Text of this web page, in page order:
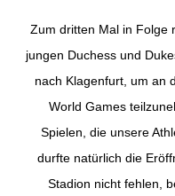
Zum dritten Mal in Folge
jungen Duchess und
nach Klagenfurt, um an
World Games
Spielen, die unsere
durfte natürlich die
Stadion nicht fehlen,